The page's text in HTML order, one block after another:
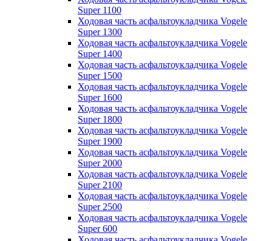
Super 1100
Ходовая часть асфальтоукладчика Vogele
Super 1300
Ходовая часть асфальтоукладчика Vogele
Super 1400
Ходовая часть асфальтоукладчика Vogele
Super 1500
Ходовая часть асфальтоукладчика Vogele
Super 1600
Ходовая часть асфальтоукладчика Vogele
Super 1800
Ходовая часть асфальтоукладчика Vogele
Super 1900
Ходовая часть асфальтоукладчика Vogele
Super 2000
Ходовая часть асфальтоукладчика Vogele
Super 2100
Ходовая часть асфальтоукладчика Vogele
Super 2500
Ходовая часть асфальтоукладчика Vogele
Super 600